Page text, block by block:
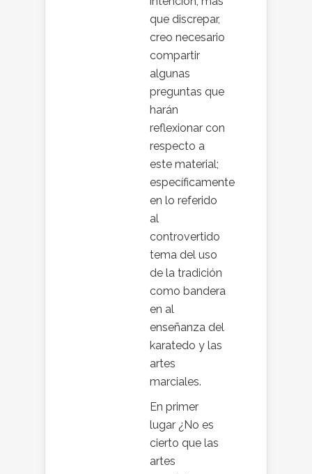
que discrepar,
creo necesario
compartir
algunas
preguntas que
harán
reflexionar con
respecto a
este material;
específicamente
en lo referido
al
controvertido
tema del uso
de la tradición
como bandera
en al
enseñanza del
karatedo y las
artes
marciales.
En primer
lugar ¿No es
cierto que las
artes